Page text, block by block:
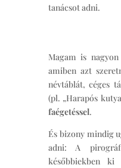
tanácsot adni.
Magam is
amiben azt
névtáblát, céges
(pl. „Harapós
faégetéssel.
És bizony mindig
adni: A
későbbiekben